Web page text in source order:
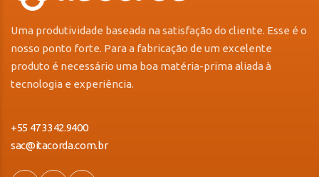
Uma produtividade baseada na satisfação do cliente. Esse é o
nosso ponto forte. Para a fabricação de um excelente
produto é necessário uma boa matéria-prima aliada à
tecnologia e experiência.
+55 47 3342.9400
sac@itacorda.com.br